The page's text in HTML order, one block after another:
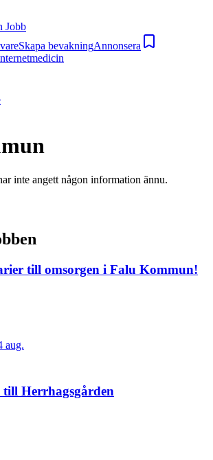
Jobb
Skapa bevakningAnnonsera
inte angett någon information ännu.
till omsorgen i Falu Kommun!
aug.
Herrhagsgården